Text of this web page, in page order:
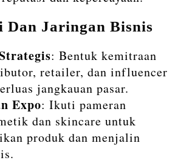
Dan Jaringan Bisnis
: Bentuk kemitraan
retailer, dan influencer
jangkauan pasar.
Expo: Ikuti pameran
dan skincare untuk
produk dan menjalin